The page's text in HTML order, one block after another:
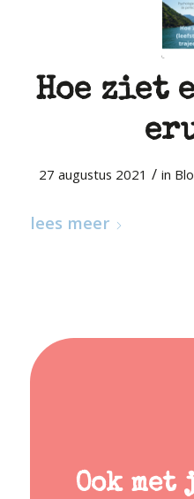
Hoe ziet
27 augustus 2021 / in
lees meer
Ook